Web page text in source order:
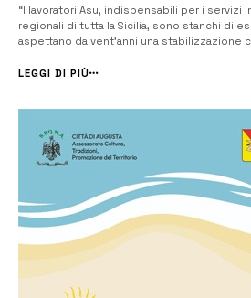
“I lavoratori Asu, indispensabili per i servizi
regionali di tutta la Sicilia, sono stanchi di
aspettano da vent’anni una stabilizzazione
Solo così forse la politica si accorgerà di
LEGGI DI PIÙ